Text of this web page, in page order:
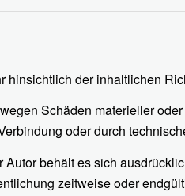
hinsichtlich der inhaltlichen
Schäden materieller
oder durch
behält es sich
zeitweise oder